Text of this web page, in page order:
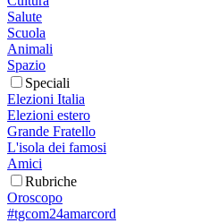
Salute
Scuola
Animali
Spazio
Speciali
Elezioni Italia
Elezioni estero
Grande Fratello
L'isola dei famosi
Amici
Rubriche
Oroscopo
#tgcom24amarcord